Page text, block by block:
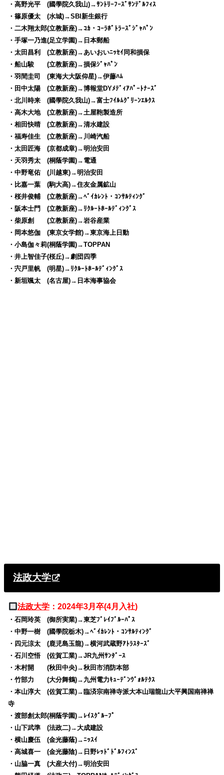
・高野光平 (國學院久我山)→ｻﾝﾄﾘｰﾌｰｽﾞｻﾝﾃﾞﾙﾌｨｽ
・篠原優太 (水城)→SBI新生銀行
・二木翔太郎(立教新座)→ｺｶ・ｺｰﾗﾎﾞﾄﾗｰｽﾞｼﾞｬﾊﾟﾝ
・手塚一乃進(足立学園)→日本郵船
・太田昌利 (立教新座)→あいおいﾆｯｾｲ同和損保
・船山駿 (立教新座)→損保ｼﾞｬﾊﾟﾝ
・羽間圭司 (東海大大阪仰星)→伊藤ﾊﾑ
・田中太陽 (立教新座)→博報堂DYﾒﾃﾞｨｱﾊﾟｰﾄﾅｰｽﾞ
・北川時来 (國學院久我山)→富士ﾌｲﾙﾑｸﾞﾘｰﾝｴﾙｸｽ
・高木大地 (立教新座)→土屋鞄製造所
・相田快晴 (立教新座)→清水建設
・福寿佳生 (立教新座)→川崎汽船
・太田匠海 (京都成章)→明治安田
・天羽秀太 (桐蔭学園)→電通
・中野竜佑 (川越東)→明治安田
・比嘉一葉 (駒大高)→住友金属鉱山
・桜井俊輔 (立教新座)→ﾍﾞｲｶﾚﾝﾄ・ｺﾝｻﾙﾃｨﾝｸﾞ
・阪本士門 (立教新座)→ﾘｸﾙｰﾄﾎｰﾙﾃﾞｨﾝｸﾞｽ
・柴原創 (立教新座)→岩谷産業
・岡本悠伽 (東京女学館)→東京海上日動
・小島伽々莉(桐蔭学園)→TOPPAN
・井上智佳子(桜丘)→劇団四季
・宍戸里帆 (明星)→ﾘｸﾙｰﾄﾎｰﾙﾃﾞｨﾝｸﾞｽ
・新垣颯太 (名古屋)→日本海事協会
法政大学
法政大学：2024年3月卒(4月入社)
・石岡玲英 (御所実業)→東芝ﾌﾞﾚｲﾌﾞﾙｰﾊﾟｽ
・中野一樹 (國學院栃木)→ﾍﾞｲｶﾚﾝﾄ・ｺﾝｻﾙﾃｨﾝｸﾞ
・四元涼太 (鹿児島玉龍)→横河武蔵野ｱﾄﾗｽﾀｰｽﾞ
・石川空悟 (佐賀工業)→JR九州ｻﾝﾀﾞｰｽ
・木村開 (秋田中央)→秋田市消防本部
・竹部力 (大分舞鶴)→九州電力ｷｭｰﾃﾞﾝｳﾞｫﾙﾃｸｽ
・本山淳大 (佐賀工業)→臨済宗南禅寺派大本山瑞龍山大平興国南禅禅
寺
・渡部創太郎(桐蔭学園)→ﾚｲｽｸﾞﾙｰﾌﾟ
・山下武準 (法政二)→大成建設
・横山慶伍 (金光藤蔭)→ﾆｯｽｲ
・高城喜一 (金光藤陰)→日野ﾚｯﾄﾞﾄﾞﾙﾌｨﾝｽﾞ
・山脇一真 (大産大付)→明治安田